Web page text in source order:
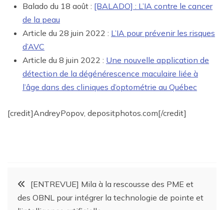
Balado du 18 août : [BALADO] : L’IA contre le cancer
de la peau
Article du 28 juin 2022 : L’IA pour prévenir les risques
d’AVC
Article du 8 juin 2022 : Une nouvelle application de
détection de la dégénérescence maculaire liée à
l’âge dans des cliniques d’optométrie au Québec
[credit]AndreyPopov, depositphotos.com[/credit]
[ENTREVUE] Mila à la rescousse des PME et
des OBNL pour intégrer la technologie de pointe et